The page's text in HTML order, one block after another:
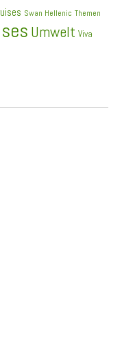
Swan Hellenic Themen
Umwelt Viva